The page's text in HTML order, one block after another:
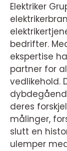
Elektriker
bedrifter.
ekspertise
partner for
vedlikehold.
deres
målinger,
slutt en
ulemper